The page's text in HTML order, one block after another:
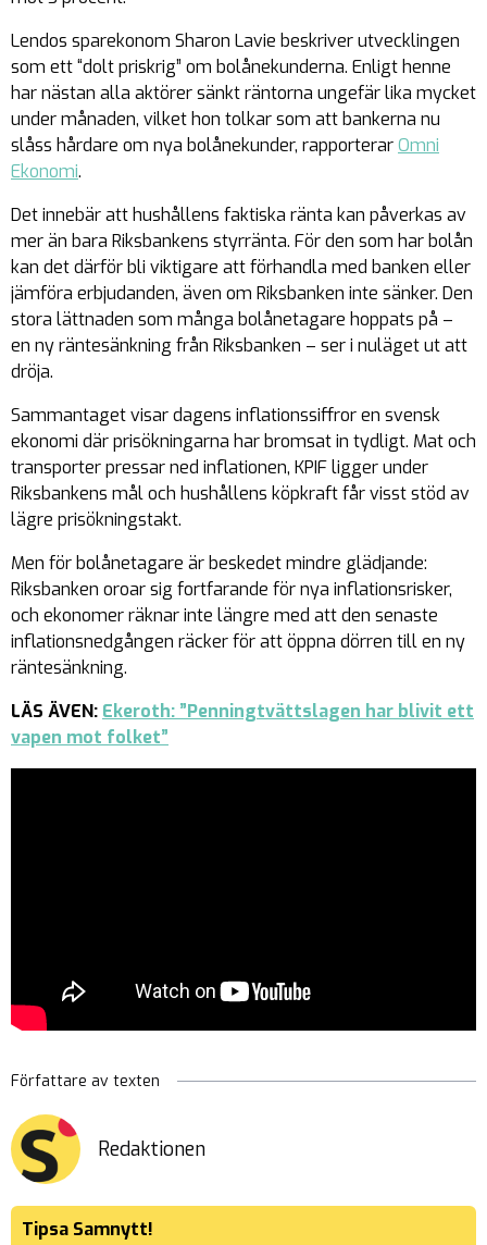
Lendos sparekonom Sharon Lavie beskriver utvecklingen
som ett “dolt priskrig” om bolånekunderna. Enligt henne
har nästan alla aktörer sänkt räntorna ungefär lika mycket
under månaden, vilket hon tolkar som att bankerna nu
slåss hårdare om nya bolånekunder, rapporterarOmni
Ekonomi.
Det innebär att hushållens faktiska ränta kan påverkas av
mer än bara Riksbankens styrränta. För den som har bolån
kan det därför bli viktigare att förhandla med banken eller
jämföra erbjudanden, även om Riksbanken inte sänker. Den
stora lättnaden som många bolånetagare hoppats på –
en ny räntesänkning från Riksbanken – ser i nuläget ut att
dröja.
Sammantaget visar dagens inflationssiffror en svensk
ekonomi där prisökningarna har bromsat in tydligt. Mat och
transporter pressar ned inflationen, KPIF ligger under
Riksbankens mål och hushållens köpkraft får visst stöd av
lägre prisökningstakt.
Men för bolånetagare är beskedet mindre glädjande:
Riksbanken oroar sig fortfarande för nya inflationsrisker,
och ekonomer räknar inte längre med att den senaste
inflationsnedgången räcker för att öppna dörren till en ny
räntesänkning.
LÄS ÄVEN: Ekeroth: ”Penningtvättslagen har blivit ett
vapen mot folket”
Författare av texten
Redaktionen
Tipsa Samnytt!